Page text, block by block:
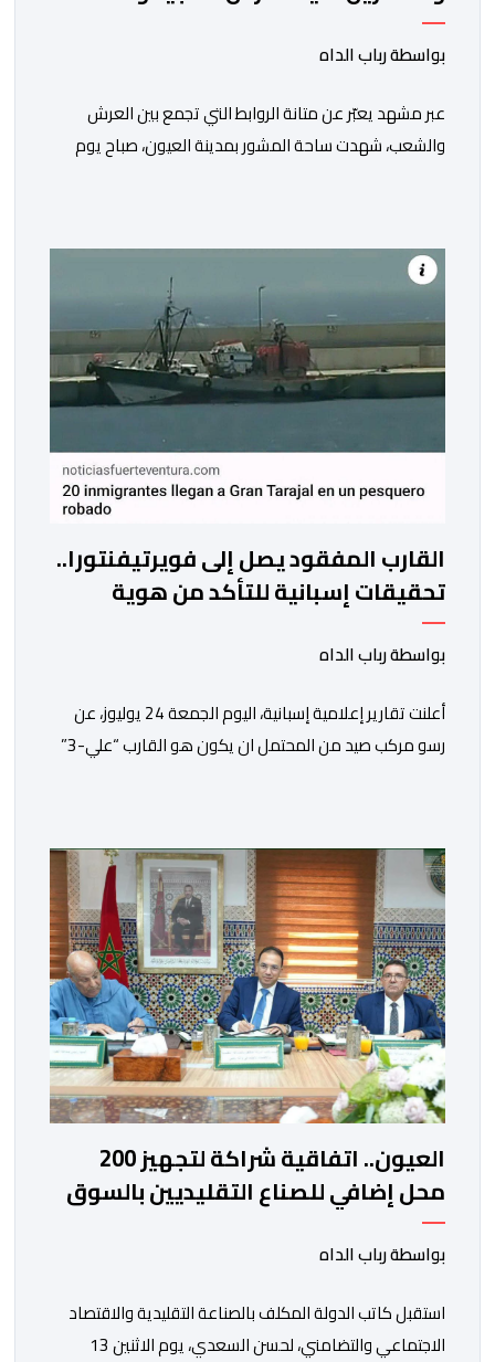
أجواء وطنية مهيبة
بواسطة رباب الداه
عبر مشهد يعبّر عن متانة الروابط التي تجمع بين العرش
والشعب، شهدت ساحة المشور بمدينة العيون، صباح يوم
محمد السادس نصره الله وأيده عرش أسلافه الميامين،
وذلك في أجواء وطنية مهيبة، جسدت مشاعر الوفاء
والإخلاص للعرش العلوي المجيد، والتمسك […]
القارب المفقود يصل إلى فويرتيفنتورا..
تحقيقات إسبانية للتأكد من هوية
المركب المختفي من العيون
بواسطة رباب الداه
أعلنت تقارير إعلامية إسبانية، اليوم الجمعة 24 يوليوز، عن
رسو مركب صيد من المحتمل ان يكون هو القارب “علي-3”
متنه ما يقارب 20 مهاجرا في وضعية غير قانونية.وحسب ما
أوردته وكالة “إيفي” الإسبانية للأنباء، نقلا عن […]
العيون.. اتفاقية شراكة لتجهيز 200
محل إضافي للصناع التقليديين بالسوق
النموذجي الكبير
بواسطة رباب الداه
استقبل كاتب الدولة المكلف بالصناعة التقليدية والاقتصاد
الاجتماعي والتضامني، لحسن السعدي، يوم الاثنين 13